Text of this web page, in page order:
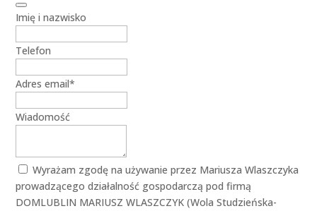
Imię i nazwisko
Telefon
Adres email*
Wiadomość
Wyrażam zgodę na używanie przez Mariusza Wlaszczyka
prowadzącego działalność gospodarczą pod firmą
DOMLUBLIN MARIUSZ WLASZCZYK (Wola Studzieńska-